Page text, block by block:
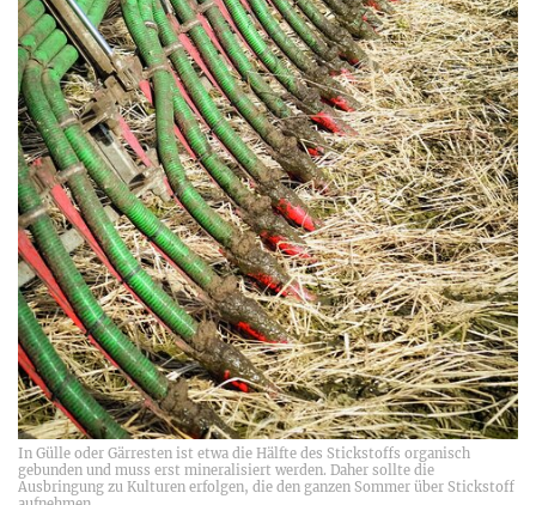
In Gülle oder Gärresten ist etwa die Hälfte des Stickstoffs organisch
gebunden und muss erst mineralisiert werden. Daher sollte die
Ausbringung zu Kulturen erfolgen, die den ganzen Sommer über Stickstoff